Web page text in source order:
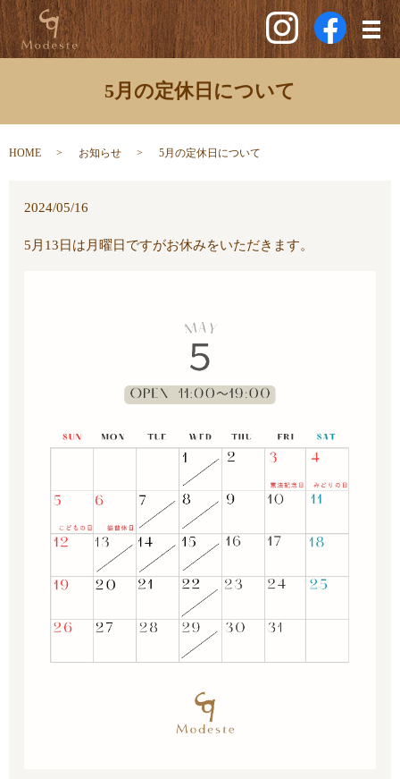
メ
5月の定休日について
HOME お知らせ 5月の定休日について
2024/05/16
5月13日は月曜日ですがお休みをいただきます。